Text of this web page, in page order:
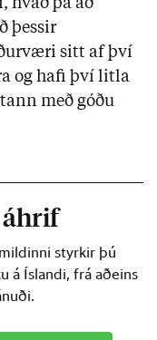
hvað þá að
þessir
sitt af því
og hafi því litla
með góðu
styrkir þú
á Íslandi, frá aðeins